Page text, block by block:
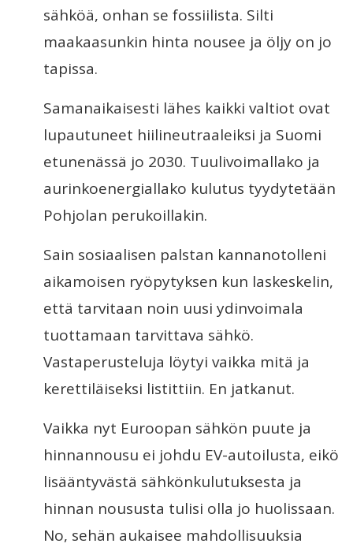
sähköä, onhan se fossiilista. Silti
maakaasunkin hinta nousee ja öljy on jo
tapissa.
Samanaikaisesti lähes kaikki valtiot ovat
lupautuneet hiilineutraaleiksi ja Suomi
etunenässä jo 2030. Tuulivoimallako ja
aurinkoenergiallako kulutus tyydytetään
Pohjolan perukoillakin.
Sain sosiaalisen palstan kannanotolleni
aikamoisen ryöpytyksen kun laskeskelin,
että tarvitaan noin uusi ydinvoimala
tuottamaan tarvittava sähkö.
Vastaperusteluja löytyi vaikka mitä ja
kerettiläiseksi listittiin. En jatkanut.
Vaikka nyt Euroopan sähkön puute ja
hinnannousu ei johdu EV-autoilusta, eikö
lisääntyvästä sähkönkulutuksesta ja
hinnan noususta tulisi olla jo huolissaan.
No, sehän aukaisee mahdollisuuksia